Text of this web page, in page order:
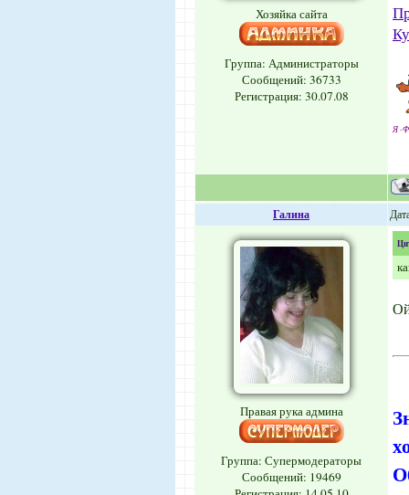
Хозяйка сайта
Группа: Администраторы
Сообщений: 36733
Регистрация: 30.07.08
Я -
Галина
Правая рука админа
Группа: Супермодераторы
Сообщений: 19469